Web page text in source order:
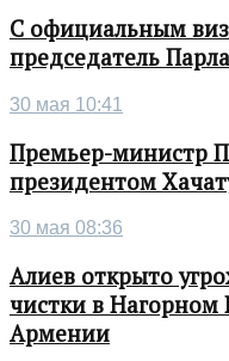
С официальным
председатель
30 мая 10:41
Премьер-министр
президентом
30 мая 08:36
Алиев открыто
чистки в Нагорном
Армении